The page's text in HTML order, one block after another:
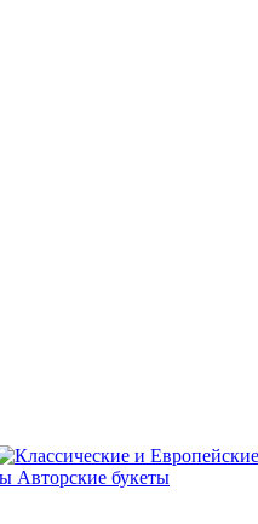
Авторские букеты